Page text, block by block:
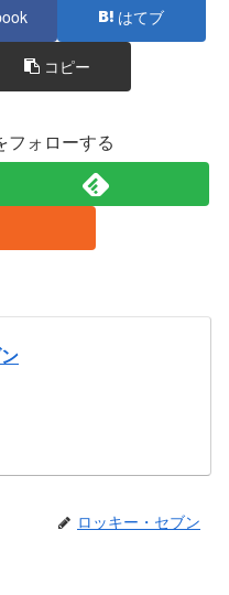
はてブ
コピー
フォローする
ロッキー・セブン